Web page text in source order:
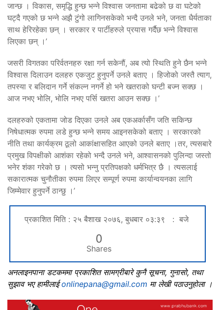
जान्छ । विकास, समृद्धि हुन्छ भन्ने विश्वास जनतामा बढेको छ वा घटेको
घट्दै गएको छ भन्ने अझै टुंगो लागिनसकेको भन्दै उनले भने, जनता धैर्यताका
साथ हेरिरहेका छन् । सरकार र पार्टीहरुले प्रयास गर्दैछ भन्ने विश्वास
लिएका छन् ।’
जसरी विगतका परिर्वतनहरु रक्षा गर्न सकेनौं, अब त्यो स्थिति हुने छैन भन्ने
विश्वास दिलाउन दलहरु एकजुट हुनुपर्ने उनले बताए । हिजोको जस्तै त्याग,
तपस्या र बलिदान गर्ने संकल्न नगर्ने हो भने खतराको घन्टी बज्न सक्छ ।
आज नभए भोलि, भोलि नभए पर्सि खतरा आउन सक्छ ।’
दलहरुको एकतामा जोड दिएका उनले अब एकअर्कासँग जति सकिन्छ
निषेधात्मक रुपमा लडे हुन्छ भन्ने समय आइनसकेको बताए । सरकारको
नीति तथा कार्यक्रम ठूलो आकांक्षासहित आएको उनले बताए ।तर, त्यसबारे
प्रमुख विपक्षीको आशंका रहेको भन्दै उनले भने, आश्वासनको पुलिन्दा जस्तो
भनेर शंका गरेको छ । त्यसो भन्नु प्रतिपक्षको धर्मभित्र छै । त्यसलाई
सकारात्मक चुनौतीका रुपमा लिएर सम्पूर्ण रुपमा कार्यान्वयनका लागि
जिम्मेवार हुनुपर्ने ठान्छु ।’
प्रकाशित मिति : २५ बैशाख २०७६, बुधबार ०३:३९ : बजे
0
Shares
अनलाइनपाना डटकममा प्रकाशित सामग्रीबारे कुनै सूचना, गुनासो, तथा
सुझाव भए हामीलाईonlinepana@gmail.com मा लेखी पठाउनुहोला ।